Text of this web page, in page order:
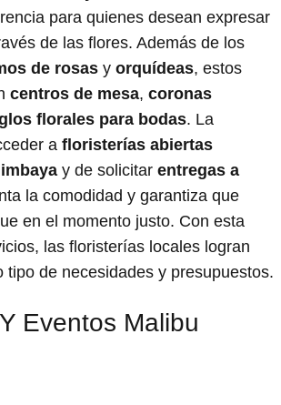
para quienes desean expresar
de las flores. Además de los
de rosas y orquídeas, estos
centros de mesa, coronas
florales para bodas. La
a floristerías abiertas
y de solicitar entregas a
la comodidad y garantiza que
en el momento justo. Con esta
las floristerías locales logran
tipo de necesidades y presupuestos.
Eventos Malibu